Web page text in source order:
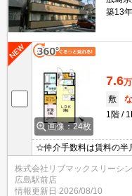
築13年
画像：24枚
7.6
敷
1階
☆仲介手数料は賃料の半
料☆ALSOKホームセキ
き機能・温水洗浄便座・
実☆都市ガスで光熱費を
株式会社リブマックスリーシ
広島駅前店
情報更新日 2026/08/10